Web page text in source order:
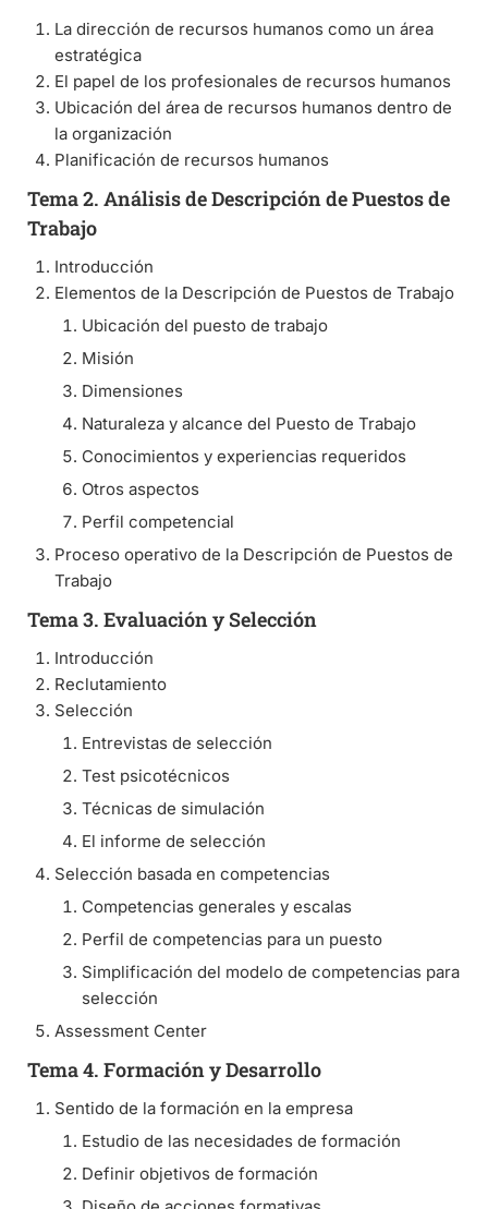
La dirección de recursos humanos como un área
estratégica
El papel de los profesionales de recursos humanos
Ubicación del área de recursos humanos dentro de
la organización
Planificación de recursos humanos
Tema 2. Análisis de Descripción de Puestos de
Trabajo
Introducción
Elementos de la Descripción de Puestos de Trabajo
Ubicación del puesto de trabajo
Misión
Dimensiones
Naturaleza y alcance del Puesto de Trabajo
Conocimientos y experiencias requeridos
Otros aspectos
Perfil competencial
Proceso operativo de la Descripción de Puestos de
Trabajo
Tema 3. Evaluación y Selección
Introducción
Reclutamiento
Selección
Entrevistas de selección
Test psicotécnicos
Técnicas de simulación
El informe de selección
Selección basada en competencias
Competencias generales y escalas
Perfil de competencias para un puesto
Simplificación del modelo de competencias para
selección
Assessment Center
Tema 4. Formación y Desarrollo
Sentido de la formación en la empresa
Estudio de las necesidades de formación
Definir objetivos de formación